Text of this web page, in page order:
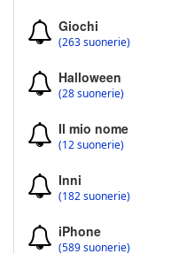
Giochi
(263 suonerie)
Halloween
(28 suonerie)
Il mio nome
(12 suonerie)
Inni
(182 suonerie)
iPhone
(589 suonerie)